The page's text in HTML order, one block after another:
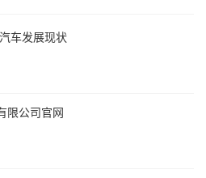
车发展现状
限公司官网